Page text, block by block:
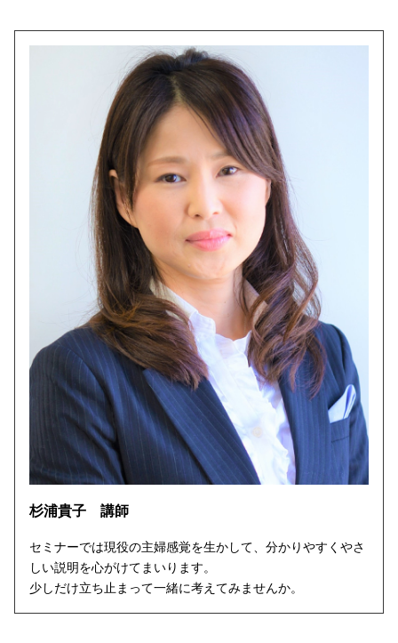
杉浦貴子 講師
セミナーでは現役の主婦感覚を生かして、分かりやすくやさ
しい説明を心がけてまいります。
少しだけ立ち止まって一緒に考えてみませんか。